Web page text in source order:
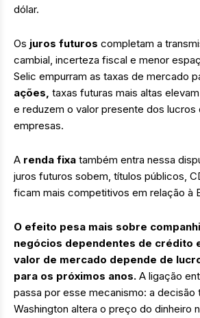
dólar.
Os juros futuros completam a
cambial, incerteza fiscal e menor
Selic empurram as taxas de mercado
ações, taxas futuras mais altas
e reduzem o valor presente dos lucros
empresas.
A renda fixa também entra nessa
juros futuros sobem, títulos públicos,
ficam mais competitivos em relação à
O efeito pesa mais sobre
negócios dependentes de crédito
valor de mercado depende de
para os próximos anos. A ligação
passa por esse mecanismo: a decisão
Washington altera o preço do dinheiro